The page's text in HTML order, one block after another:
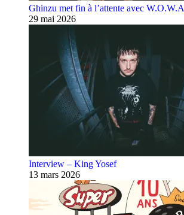
Ghinzu met fin à l’attente avec W.O.W.A
29 mai 2026
Interview – King Yosef
13 mars 2026